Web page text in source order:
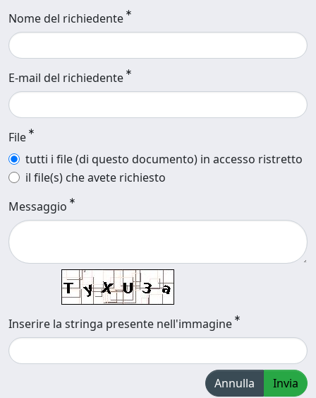
Nome del richiedente
E-mail del richiedente
File
tutti i file (di questo documento) in accesso ristretto
il file(s) che avete richiesto
Messaggio
Inserire la stringa presente nell'immagine
Annulla Invia